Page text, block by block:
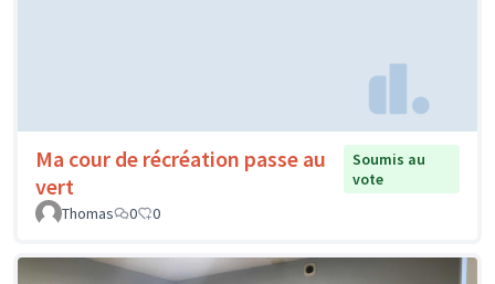
Ma cour de récréation passe au
vert
Soumis au
vote
Thomas
0 0